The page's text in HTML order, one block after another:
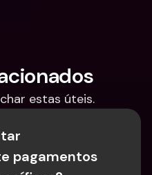
estas úteis.
pagamentos